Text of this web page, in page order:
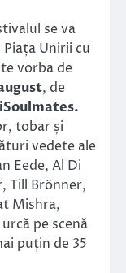
se va
Piața Unirii cu
vorba de
, de
Soulmates.
tobar și
vedete ale
Eede, Al Di
Till Brönner,
Mishra,
pe scenă
puțin de 35